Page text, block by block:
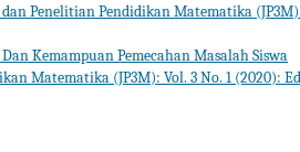
Penelitian Pendidikan Matematika
Kemampuan Pemecahan Masalah Siswa
Matematika (JP3M): Vol. 3 No. 1 (2020):